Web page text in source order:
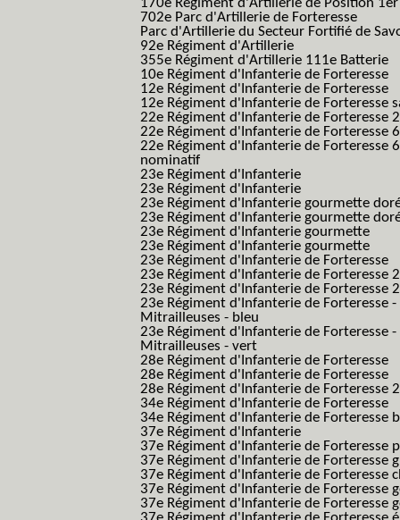
170e Régiment d'Artillerie de Position
702e Parc d'Artillerie de Forteresse
Parc d'Artillerie du Secteur Fortifié de
92e Régiment d'Artillerie
355e Régiment d'Artillerie 111e Batterie
10e Régiment d'Infanterie de Forteresse
12e Régiment d'Infanterie de Forteresse
12e Régiment d'Infanterie de Forteresse
22e Régiment d'Infanterie de Forteresse
22e Régiment d'Infanterie de Forteresse
22e Régiment d'Infanterie de Forteresse
nominatif
23e Régiment d'Infanterie
23e Régiment d'Infanterie
23e Régiment d'Infanterie gourmette
23e Régiment d'Infanterie gourmette
23e Régiment d'Infanterie gourmette
23e Régiment d'Infanterie gourmette
23e Régiment d'Infanterie de Forteresse
23e Régiment d'Infanterie de Forteresse
23e Régiment d'Infanterie de Forteresse
23e Régiment d'Infanterie de Forteresse
Mitrailleuses - bleu
23e Régiment d'Infanterie de Forteresse
Mitrailleuses - vert
28e Régiment d'Infanterie de Forteresse
28e Régiment d'Infanterie de Forteresse
28e Régiment d'Infanterie de Forteresse
34e Régiment d'Infanterie de Forteresse
34e Régiment d'Infanterie de Forteresse
37e Régiment d'Infanterie
37e Régiment d'Infanterie de Forteresse
37e Régiment d'Infanterie de Forteresse
37e Régiment d'Infanterie de Forteresse
37e Régiment d'Infanterie de Forteresse
37e Régiment d'Infanterie de Forteresse